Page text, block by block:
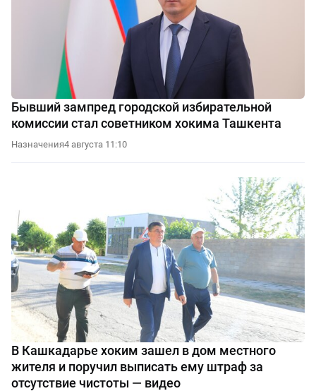
Бывший зампред городской избирательной
комиссии стал советником хокима Ташкента
Назначения4 августа 11:10
В Кашкадарье хоким зашел в дом местного
жителя и поручил выписать ему штраф за
отсутствие чистоты — видео